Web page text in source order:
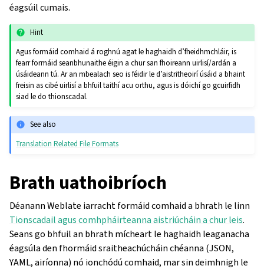
éagsúil cumais.
Hint
Agus formáid comhaid á roghnú agat le haghaidh d’fheidhmchláir, is
fearr formáid seanbhunaithe éigin a chur san fhoireann uirlisí/ardán a
úsáideann tú. Ar an mbealach seo is féidir le d’aistritheoirí úsáid a bhaint
freisin as cibé uirlisí a bhfuil taithí acu orthu, agus is dóichí go gcuirfidh
siad le do thionscadal.
See also
Translation Related File Formats
Brath uathoibríoch
Déanann Weblate iarracht formáid comhaid a bhrath le linn
Tionscadail agus comhpháirteanna aistriúcháin a chur leis.
Seans go bhfuil an bhrath mícheart le haghaidh leaganacha
éagsúla den fhormáid sraitheachúcháin chéanna (JSON,
YAML, airíonna) nó ionchódú comhaid, mar sin deimhnigh le